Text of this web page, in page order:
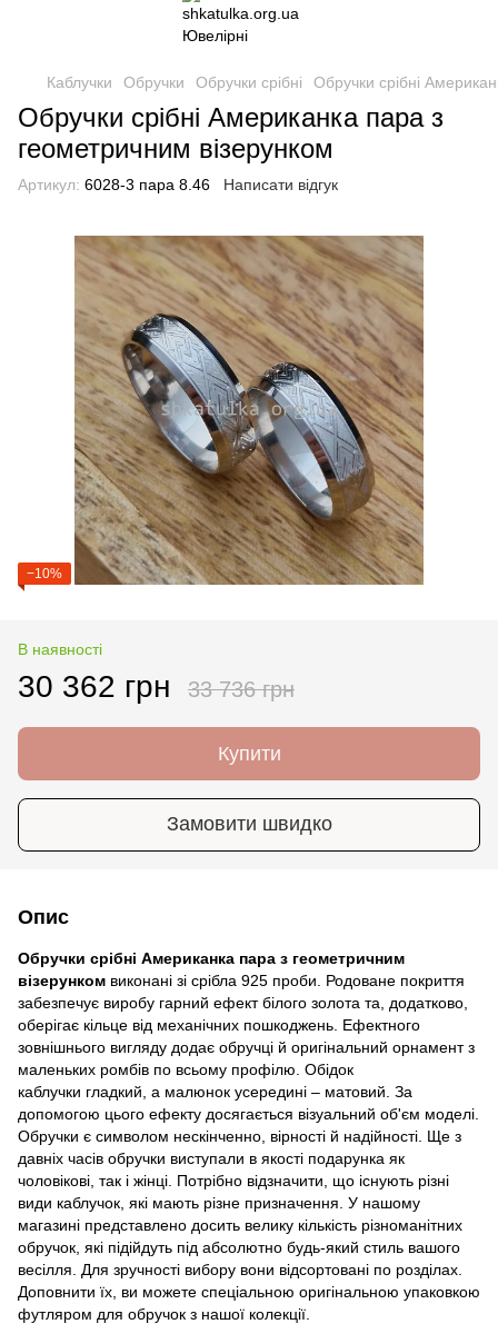
Каблучки Обручки Обручки срібні Обручки срібні
Обручки срібні Американка пара з
геометричним візерунком
Артикул: 6028-3 пара 8.46 Написати відгук
−10%
В наявності
30 362 грн 33 736 грн
Купити
Замовити швидко
Опис
Обручки срібні Американка пара з геометричним
візерунком виконані зі срібла 925 проби. Родоване покриття
забезпечує виробу гарний ефект білого золота та, додатково,
оберігає кільце від механічних пошкоджень. Ефектного
зовнішнього вигляду додає обручці й оригінальний орнамент з
маленьких ромбів по всьому профілю. Обідок
каблучки гладкий, а малюнок усередині – матовий. За
допомогою цього ефекту досягається візуальний об'єм моделі.
Обручки є символом нескінченно, вірності й надійності. Ще з
давніх часів обручки виступали в якості подарунка як
чоловікові, так і жінці. Потрібно відзначити, що існують різні
види каблучок, які мають різне призначення. У нашому
магазині представлено досить велику кількість різноманітних
обручок, які підійдуть під абсолютно будь-який стиль вашого
весілля. Для зручності вибору вони відсортовані по розділах.
Доповнити їх, ви можете спеціальною оригінальною упаковкою
футляром для обручок з нашої колекції.